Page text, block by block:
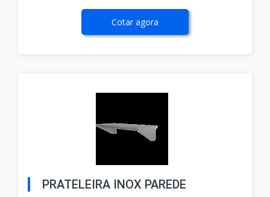
Cotar agora
PRATELEIRA INOX PAREDE